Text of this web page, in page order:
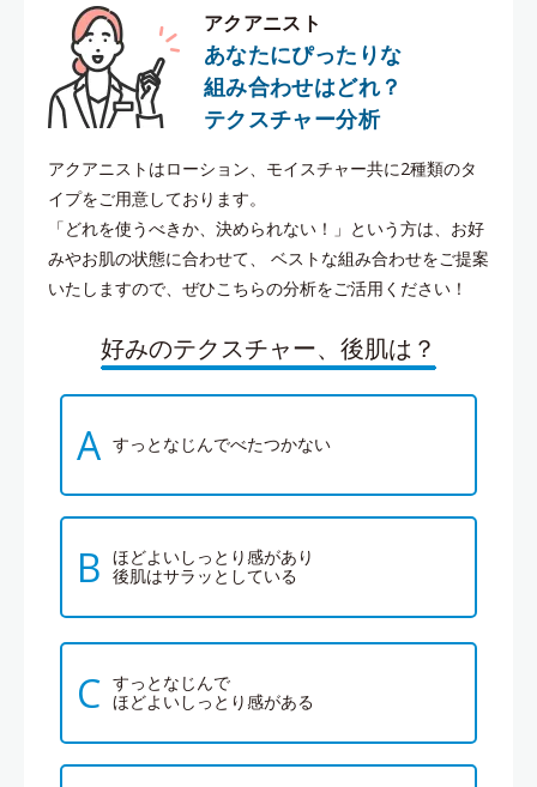
アクアニスト
あなたにぴったりな
組み合わせはどれ？
テクスチャー分析
アクアニストはローション、モイスチャー共に2種類のタ
イプをご用意しております。
「どれを使うべきか、決められない！」という方は、お好
みやお肌の状態に合わせて、
ベストな組み合わせをご提案
いたしますので、ぜひこちらの分析をご活用ください！
好みのテクスチャー、後肌は？
A すっとなじんでべたつかない
B ほどよいしっとり感があり
後肌はサラッとしている
C すっとなじんで
ほどよいしっとり感がある